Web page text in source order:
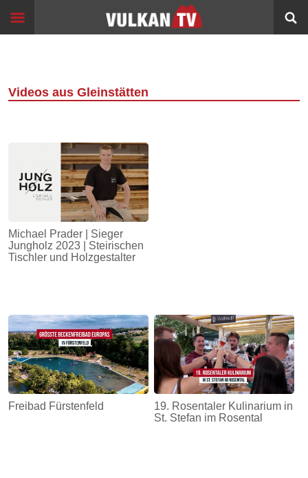
content
Start
Filme
Sport
Info
Alltagsgeschichten
Energie
Schnöll
gfrogt
Zonen
Podcast
Videos aus Gleinstätten
Michael Prader | Sieger
Jungholz 2023 | Steirischen
Tischler und Holzgestalter
Freibad Fürstenfeld
19. Rosentaler Kulinarium in
St. Stefan im Rosental